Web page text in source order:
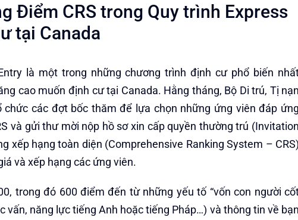
Điểm CRS trong Quy trình Express
tại Canada
là một trong những chương trình định cư phổ biến
cao muốn định cư tại Canada. Hằng tháng, Bộ Di trú, Tị nạn
chức các đợt bốc thăm để lựa chọn những ứng viên đáp ứng
và gửi thư mời nộp hồ sơ xin cấp quyền thường trú (Invitation
xếp hạng toàn diện (Comprehensive Ranking System – CRS)
và xếp hạng các ứng viên.
trong đó 600 điểm đến từ những yếu tố “vốn con người
vấn, năng lực tiếng Anh hoặc tiếng Pháp…) và thông tin về bạn